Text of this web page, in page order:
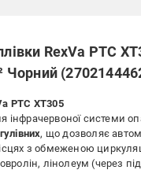
RexVa PTC
Чорний
PTC XT305
інфрачервоної системи
, що дозволяє
з обмеженою
лінолеум (через